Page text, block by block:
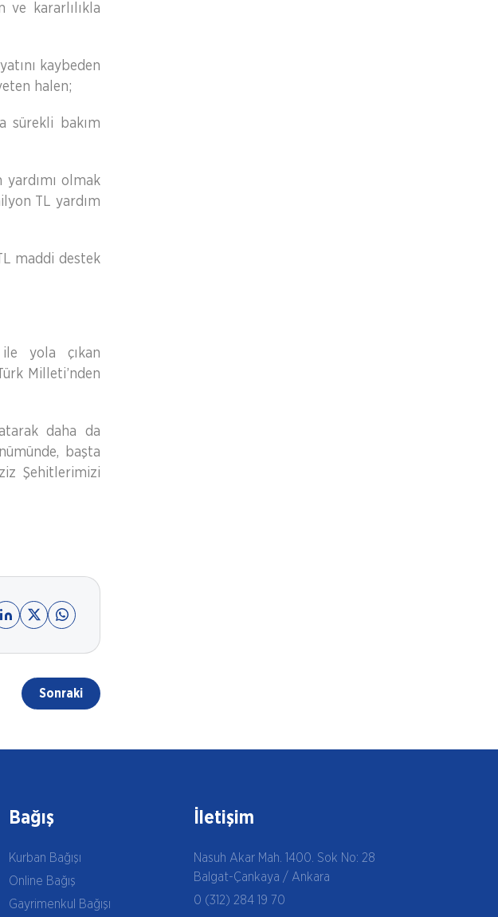
ve kararlılıkla
kaybeden
halen;
sürekli bakım
olmak
TL yardım
maddi destek
ile yola çıkan
Milleti’nden
daha da
başta
Şehitlerimizi
Sonraki
Bağış
Kurban Bağışı
Online Bağış
Gayrimenkul Bağışı
İletişim
Nasuh Akar Mah. 1400. Sok No: 28
Balgat-Çankaya / Ankara
0 (312) 284 19 70